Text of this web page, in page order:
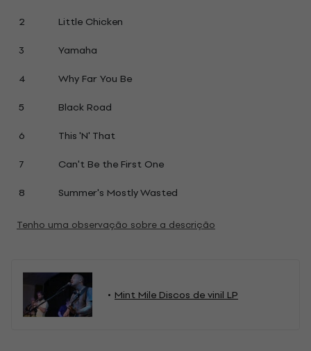
2
Little Chicken
3
Yamaha
4
Why Far You Be
5
Black Road
6
This 'N' That
7
Can't Be the First One
8
Summer's Mostly Wasted
Tenho uma observação sobre a descrição
Mint Mile Discos de vinil LP